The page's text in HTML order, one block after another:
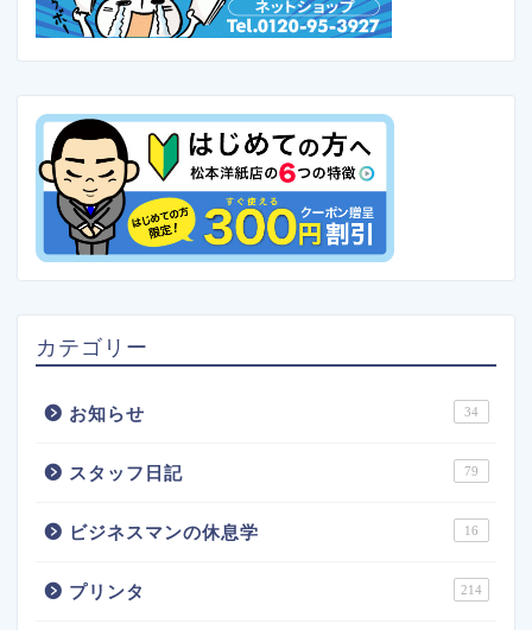
カテゴリー
お知らせ 34
スタッフ日記 79
ビジネスマンの休息学 16
プリンタ 214